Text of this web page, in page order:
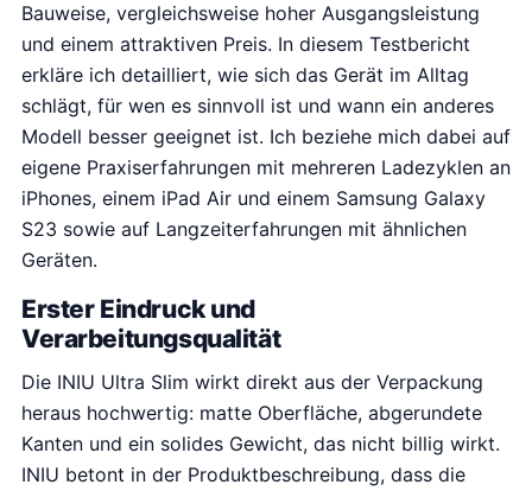
Bauweise, vergleichsweise hoher Ausgangsleistung
und einem attraktiven Preis. In diesem Testbericht
erkläre ich detailliert, wie sich das Gerät im Alltag
schlägt, für wen es sinnvoll ist und wann ein anderes
Modell besser geeignet ist. Ich beziehe mich dabei auf
eigene Praxiserfahrungen mit mehreren Ladezyklen an
iPhones, einem iPad Air und einem Samsung Galaxy
S23 sowie auf Langzeiterfahrungen mit ähnlichen
Geräten.
Erster Eindruck und
Verarbeitungsqualität
Die INIU Ultra Slim wirkt direkt aus der Verpackung
heraus hochwertig: matte Oberfläche, abgerundete
Kanten und ein solides Gewicht, das nicht billig wirkt.
INIU betont in der Produktbeschreibung, dass die